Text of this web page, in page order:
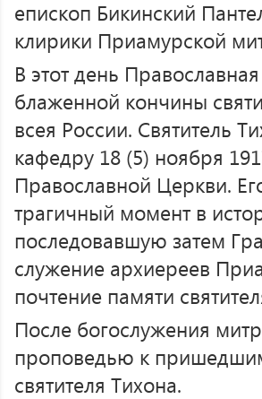
епископ Бикинский
клирики Приамурской
В этот день
блаженной кончины
всея России. Святитель
кафедру 18 (5) ноября
Православной Церкви.
трагичный момент в
последовавшую затем
служение архиереев
почтение памяти
После богослужения
проповедью к
святителя Тихона.